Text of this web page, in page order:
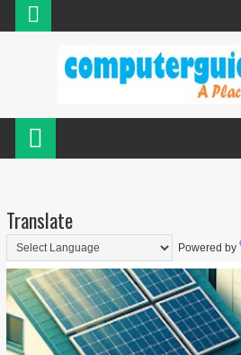
Translate
Powered by